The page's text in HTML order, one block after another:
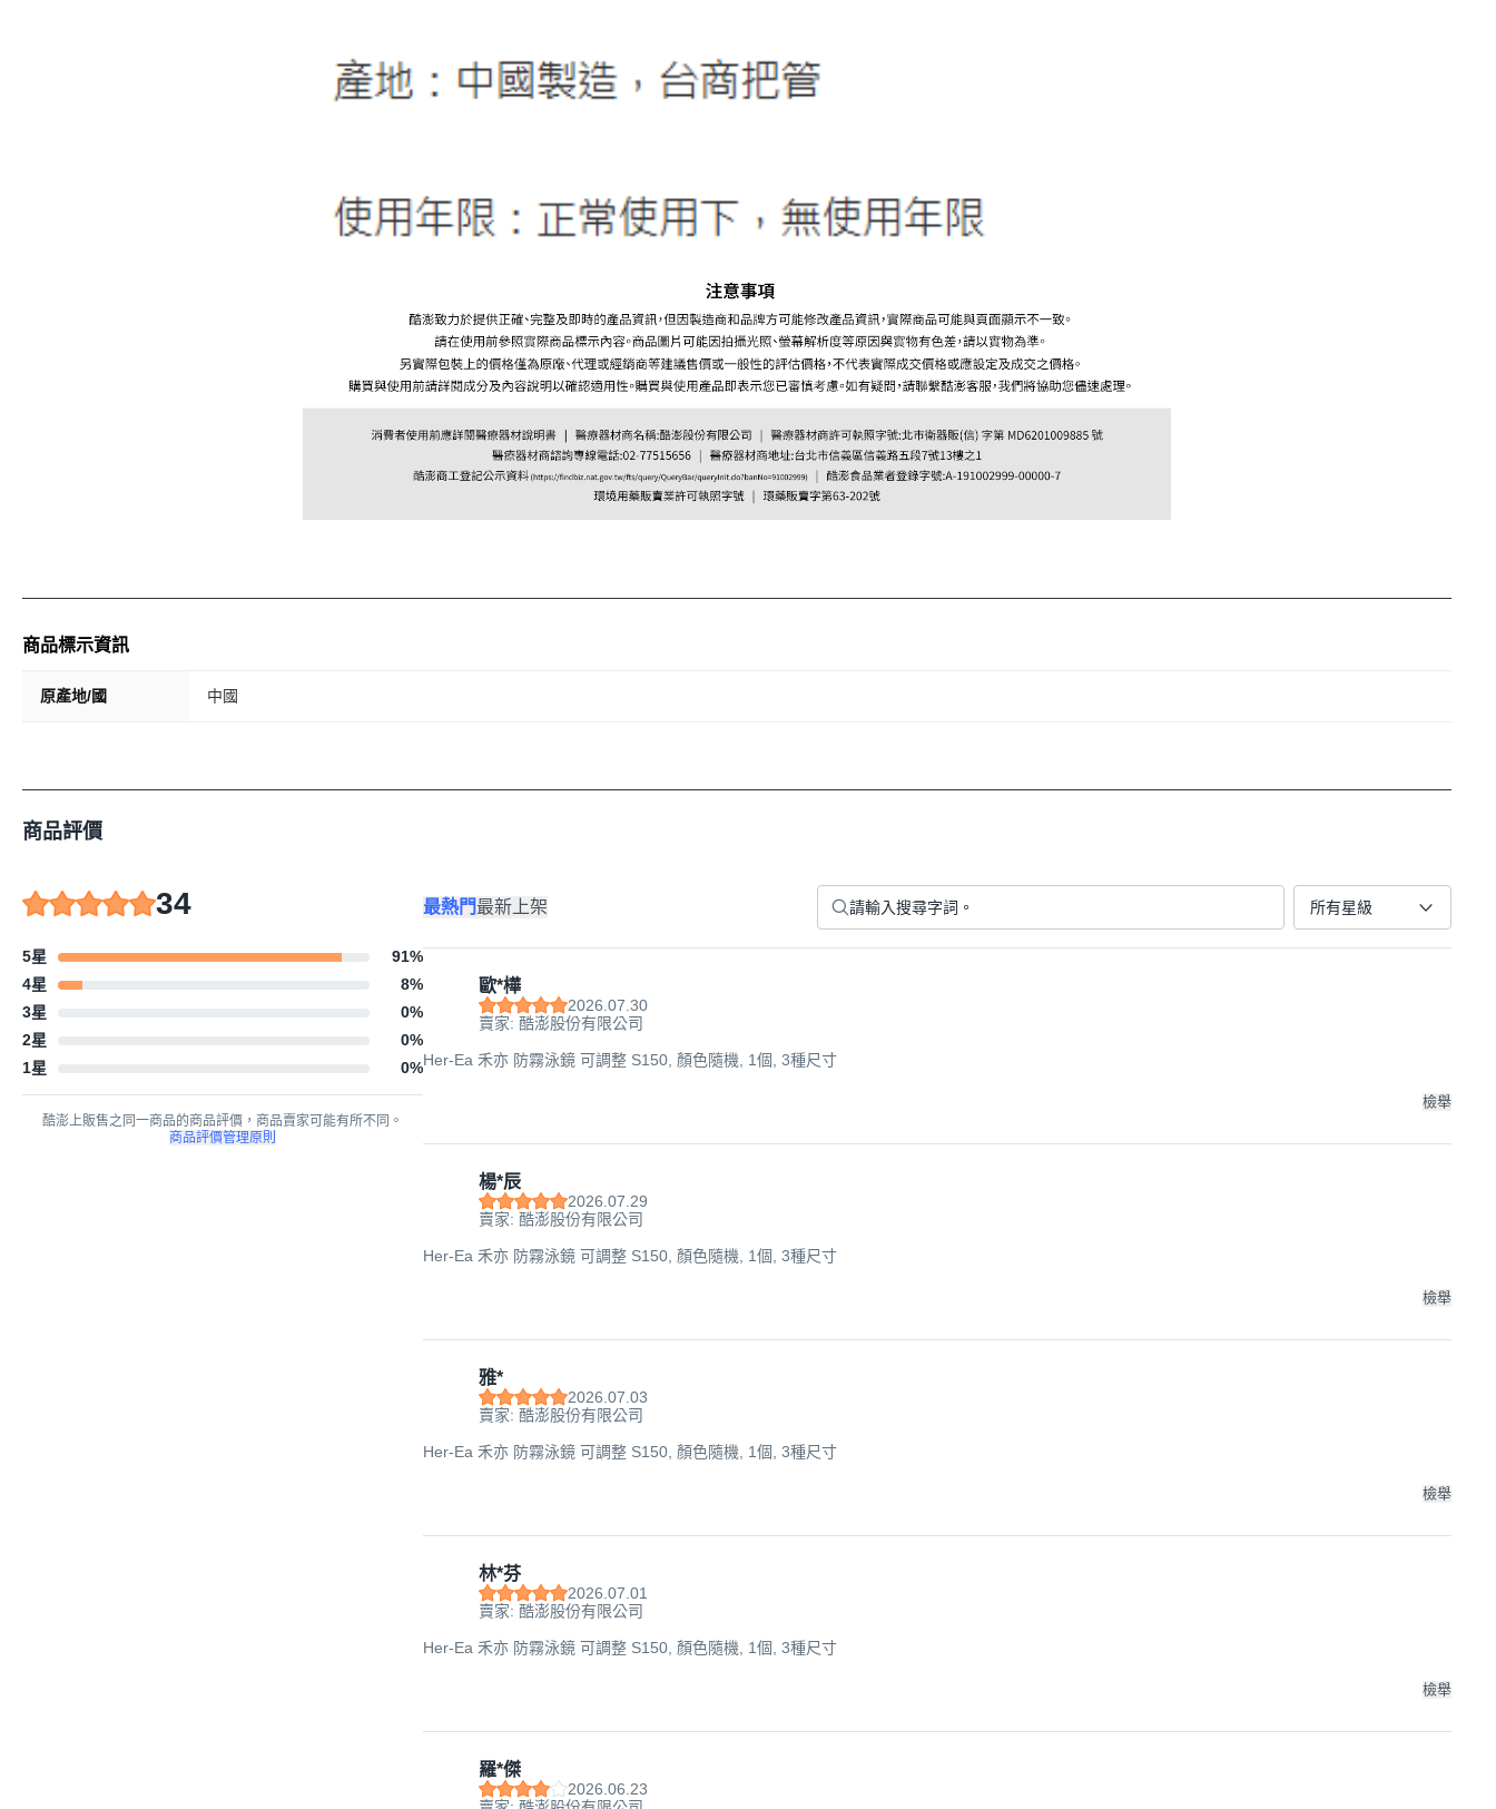
商品標示資訊
原產地/國 中國
商品評價
34
5星 91%
4星
8%
3星
0%
2星
0%
1星
0%
酷澎上販售之同一商品的商品評價，商品賣家可能有所不同。
商品評價管理原則
最熱門最新上架 所有星級
歐*樺
2026.07.30
賣家: 酷澎股份有限公司
Her-Ea 禾亦 防霧泳鏡 可調整 S150, 顏色隨機, 1個, 3種尺寸
檢舉
楊*辰
2026.07.29
賣家: 酷澎股份有限公司
Her-Ea 禾亦 防霧泳鏡 可調整 S150, 顏色隨機, 1個, 3種尺寸
檢舉
雅*
2026.07.03
賣家: 酷澎股份有限公司
Her-Ea 禾亦 防霧泳鏡 可調整 S150, 顏色隨機, 1個, 3種尺寸
檢舉
林*芬
2026.07.01
賣家: 酷澎股份有限公司
Her-Ea 禾亦 防霧泳鏡 可調整 S150, 顏色隨機, 1個, 3種尺寸
檢舉
羅*傑
2026.06.23